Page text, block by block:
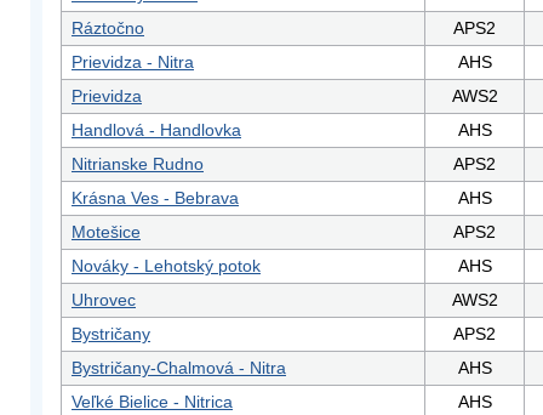
Ráztočno
APS2
Prievidza - Nitra
AHS
Prievidza
AWS2
Handlová - Handlovka
AHS
Nitrianske Rudno
APS2
Krásna Ves - Bebrava
AHS
Motešice
APS2
Nováky - Lehotský potok
AHS
Uhrovec
AWS2
Bystričany
APS2
Bystričany-Chalmová - Nitra
AHS
Veľké Bielice - Nitrica
AHS